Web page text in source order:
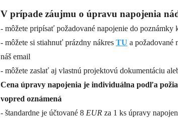
V prípade záujmu o úpravu napojenia
- môžete pripísať požadované napojenie do poznámky
- môžete si stiahnuť prázdny nákres TU a požadované
náš email
- môžete zaslať aj vlastnú projektovú dokumentáciu
Cena úpravy napojenia je individuálna podľa
vopred oznámená
- štandardne je účtované 8 EUR za 1 ks úpravy